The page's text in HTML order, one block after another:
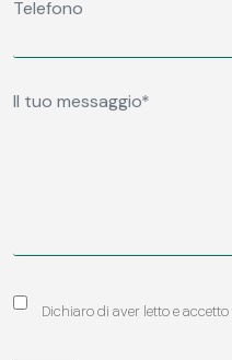
Dichiaro di aver letto e accetto